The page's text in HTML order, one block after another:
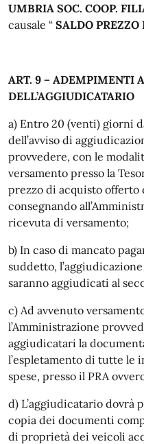
UMBRIA SOC. COOP.
causale “ SALDO PREZZO
ART. 9 – ADEMPIMENTI
DELL’AGGIUDICATARIO
a) Entro 20 (venti) giorni
dell’avviso di
provvedere, con le
versamento presso la
prezzo di acquisto
consegnando
ricevuta di versamento;
b) In caso di mancato
suddetto,
saranno aggiudicati al
c) Ad avvenuto
l’Amministrazione
aggiudicatari la
l’espletamento di tutte le
spese, presso il PRA
d) L’aggiudicatario dovrà
copia dei documenti
di proprietà dei veicoli